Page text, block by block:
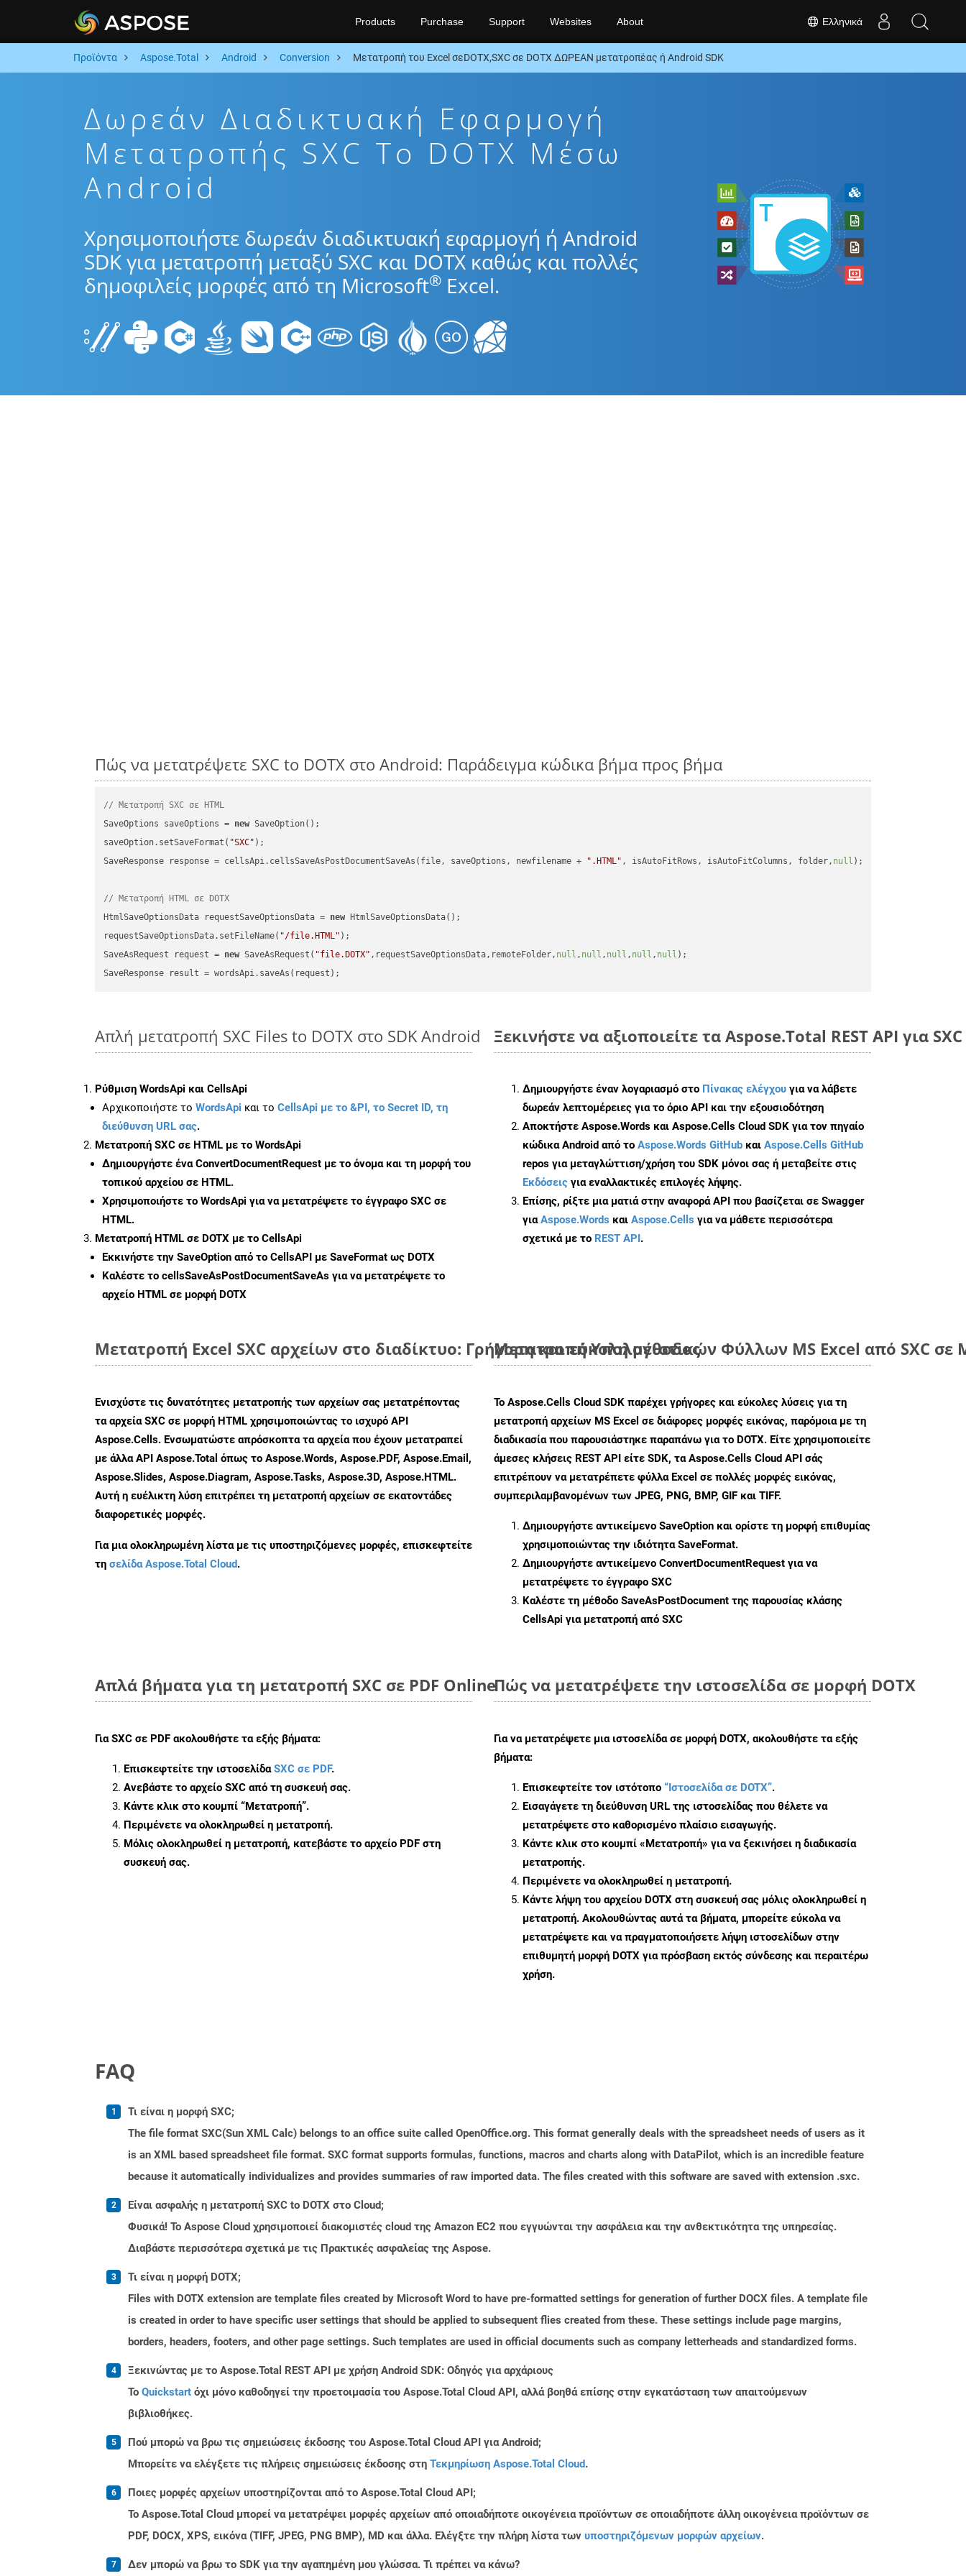
Ελληνικά
Products Purchase Support Websites About
Προϊόντα Aspose.Total Android Conversion Μετατροπή του Excel σεDOTX,SXC σε DOTX ΔΩΡΕΑΝ μετατροπέας ή Android SDK
Δωρεάν Διαδικτυακή Εφαρμογή
Μετατροπής SXC To DOTX Μέσω
Android
Χρησιμοποιήστε δωρεάν διαδικτυακή εφαρμογή ή Android
SDK για μετατροπή μεταξύ SXC και DOTX καθώς και πολλές
δημοφιλείς μορφές από τη Microsoft® Excel.
Πώς να μετατρέψετε SXC to DOTX στο Android: Παράδειγμα κώδικα βήμα προς βήμα
// Μετατροπή SXC σε HTML
SaveOptions saveOptions = new SaveOption();
saveOption.setSaveFormat( "SXC" );
SaveResponse response = cellsApi.cellsSaveAsPostDocumentSaveAs(file, saveOptions, newfilename +
".HTML" , isAutoFitRows, isAutoFitColumns, folder, null );
// Μετατροπή HTML σε DOTX
HtmlSaveOptionsData requestSaveOptionsData = new HtmlSaveOptionsData();
requestSaveOptionsData.setFileName( "/file.HTML" );
SaveAsRequest request = new SaveAsRequest( "file.DOTX" ,requestSaveOptionsData,remoteFolder, null , null , null , null , null );
Απλή μετατροπή SXC Files to DOTX στο SDK Android
Ρύθμιση WordsApi και CellsApi
Αρχικοποιήστε το WordsApi και το CellsApi με το &PI, το Secret ID, τη
διεύθυνση URL σας.
Μετατροπή SXC σε HTML με το WordsApi
Δημιουργήστε έναConvertDocumentRequest με το όνομα και τη μορφή του
τοπικού αρχείου σε HTML.
Χρησιμοποιήστε το WordsApi για να μετατρέψετε το έγγραφο SXC σε
HTML.
Μετατροπή HTML σε DOTX με το CellsApi
Εκκινήστε την SaveOption από το CellsAPI με SaveFormat ως DOTX
Καλέστε το cellsSaveAsPostDocumentSaveAs για να μετατρέψετε το
αρχείο HTML σε μορφή DOTX
Ξεκινήστε να αξιοποιείτε τα Aspose.Total REST API για
Δημιουργήστε έναν λογαριασμό στο Πίνακας ελέγχου για να λάβετε
δωρεάν λεπτομέρειες για το όριο API και την εξουσιοδότηση
Αποκτήστε Aspose.Words και Aspose.Cells Cloud SDK για τον πηγαίο
κώδικα Android από το Aspose.Words GitHub και Aspose.Cells GitHub
repos για μεταγλώττιση/χρήση του SDK μόνοι σας ή μεταβείτε στις
Εκδόσεις για εναλλακτικές επιλογές λήψης.
Επίσης, ρίξτε μια ματιά στην αναφορά API που βασίζεται σε Swagger
γιαAspose.Words και Aspose.Cells για να μάθετε περισσότερα
σχετικά με το REST API.
Μετατροπή Excel SXC αρχείων στο διαδίκτυο: Γρήγορη και εύκολη μέθοδος
Ενισχύστε τις δυνατότητες μετατροπής των αρχείων σας μετατρέποντας
τα αρχεία SXC σε μορφή HTML χρησιμοποιώντας το ισχυρό API
Aspose.Cells. Ενσωματώστε απρόσκοπτα τα αρχεία που έχουν μετατραπεί
με άλλα API Aspose.Total όπως το Aspose.Words, Aspose.PDF, Aspose.Email,
Aspose.Slides, Aspose.Diagram, Aspose.Tasks, Aspose.3D, Aspose.HTML.
Αυτή η ευέλικτη λύση επιτρέπει τη μετατροπή αρχείων σε εκατοντάδες
διαφορετικές μορφές.
Για μια ολοκληρωμένη λίστα με τις υποστηριζόμενες μορφές, επισκεφτείτε
τη σελίδα Aspose.Total Cloud.
Μετατροπή Υπολογιστικών Φύλλων MS Excel από SXC
Το Aspose.Cells Cloud SDK παρέχει γρήγορες και εύκολες λύσεις για τη
μετατροπή αρχείων MS Excel σε διάφορες μορφές εικόνας, παρόμοια με τη
διαδικασία που παρουσιάστηκε παραπάνω για το DOTX. Είτε χρησιμοποιείτε
άμεσες κλήσεις REST API είτε SDK, τα Aspose.Cells Cloud API σάς
επιτρέπουν να μετατρέπετε φύλλα Excel σε πολλές μορφές εικόνας,
συμπεριλαμβανομένων των JPEG, PNG, BMP, GIF και TIFF.
Δημιουργήστε αντικείμενο SaveOption και ορίστε τη μορφή επιθυμίας
χρησιμοποιώντας την ιδιότηταSaveFormat.
Δημιουργήστε αντικείμενο ConvertDocumentRequest για να
μετατρέψετε το έγγραφο SXC
Καλέστε τη μέθοδο SaveAsPostDocument της παρουσίας κλάσης
CellsApi για μετατροπή από SXC
Απλά βήματα για τη μετατροπή SXC σε PDF Online
ΓιαSXC σε PDF ακολουθήστε τα εξής βήματα:
Επισκεφτείτε την ιστοσελίδαSXC σε PDF.
Ανεβάστε το αρχείο SXC από τη συσκευή σας.
Κάντε κλικ στο κουμπί “Μετατροπή”.
Περιμένετε να ολοκληρωθεί η μετατροπή.
Μόλις ολοκληρωθεί η μετατροπή, κατεβάστε το αρχείο PDF στη
συσκευή σας.
Πώς να μετατρέψετε την ιστοσελίδα σε μορφή DOTX
Για να μετατρέψετε μια ιστοσελίδα σε μορφή DOTX, ακολουθήστε τα εξής
βήματα:
Επισκεφτείτε τον ιστότοπο “Ιστοσελίδα σε DOTX”.
Εισαγάγετε τη διεύθυνση URL της ιστοσελίδας που θέλετε να
μετατρέψετε στο καθορισμένο πλαίσιο εισαγωγής.
Κάντε κλικ στο κουμπί «Μετατροπή» για να ξεκινήσει η διαδικασία
μετατροπής.
Περιμένετε να ολοκληρωθεί η μετατροπή.
Κάντε λήψη του αρχείου DOTX στη συσκευή σας μόλις ολοκληρωθεί η
μετατροπή. Ακολουθώντας αυτά τα βήματα, μπορείτε εύκολα να
μετατρέψετε και να πραγματοποιήσετε λήψη ιστοσελίδων στην
επιθυμητή μορφή DOTX για πρόσβαση εκτός σύνδεσης και περαιτέρω
χρήση.
FAQ
Τι είναι η μορφή SXC;
The file format SXC(Sun XML Calc) belongs to an office suite called OpenOffice.org. This format generally deals with the spreadsheet needs of users as it
is an XML based spreadsheet file format. SXC format supports formulas, functions, macros and charts along with DataPilot, which is an incredible feature
because it automatically individualizes and provides summaries of raw imported data. The files created with this software are saved with extension .sxc.
Είναι ασφαλής η μετατροπή SXC to DOTX στο Cloud;
Φυσικά! Το Aspose Cloud χρησιμοποιεί διακομιστές cloud της Amazon EC2 που εγγυώνται την ασφάλεια και την ανθεκτικότητα της υπηρεσίας.
Διαβάστε περισσότερα σχετικά με τις Πρακτικές ασφαλείας της Aspose.
Τι είναι η μορφή DOTX;
Files with DOTX extension are template files created by Microsoft Word to have pre-formatted settings for generation of further DOCX files. A template file
is created in order to have specific user settings that should be applied to subsequent flies created from these. These settings include page margins,
borders, headers, footers, and other page settings. Such templates are used in official documents such as company letterheads and standardized forms.
Ξεκινώντας με το Aspose.Total REST API με χρήση Android SDK: Οδηγός για αρχάριους
Το Quickstart όχι μόνο καθοδηγεί την προετοιμασία του Aspose.Total Cloud API, αλλά βοηθά επίσης στην εγκατάσταση των απαιτούμενων
βιβλιοθήκες.
Πού μπορώ να βρω τις σημειώσεις έκδοσης του Aspose.Total Cloud API για Android;
Μπορείτε να ελέγξετε τις πλήρεις σημειώσεις έκδοσης στη Τεκμηρίωση Aspose.Total Cloud.
Ποιες μορφές αρχείων υποστηρίζονται από το Aspose.Total Cloud API;
Το Aspose.Total Cloud μπορεί να μετατρέψει μορφές αρχείων από οποιαδήποτε οικογένεια προϊόντων σε οποιαδήποτε άλλη οικογένεια προϊόντων σε
PDF, DOCX, XPS, εικόνα (TIFF, JPEG, PNG BMP), MD και άλλα. Ελέγξτε την πλήρη λίστα των υποστηριζόμενων μορφών αρχείων.
Δεν μπορώ να βρω το SDK για την αγαπημένη μου γλώσσα. Τι πρέπει να κάνω?